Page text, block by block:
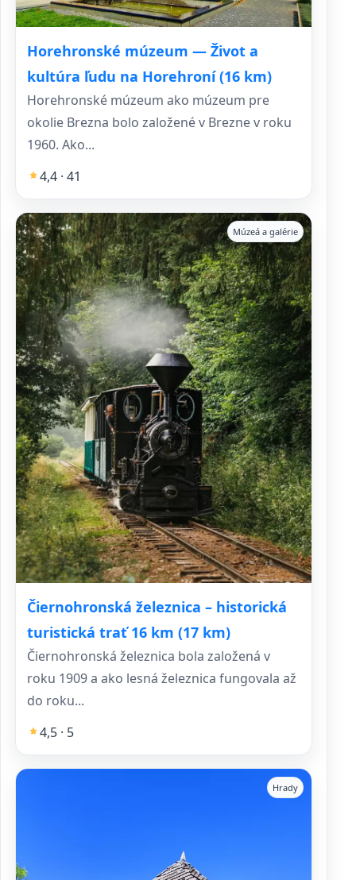
Horehronské múzeum — Život a
kultúra ľudu na Horehroní (16 km)
Horehronské múzeum ako múzeum pre
okolie Brezna bolo založené v Brezne v roku
1960. Ako...
4,4 · 41
Čiernohronská železnica – historická
turistická trať 16 km (17 km)
Múzeá a galérie
Čiernohronská železnica bola založená v
roku 1909 a ako lesná železnica fungovala až
do roku...
4,5 · 5
Hrady